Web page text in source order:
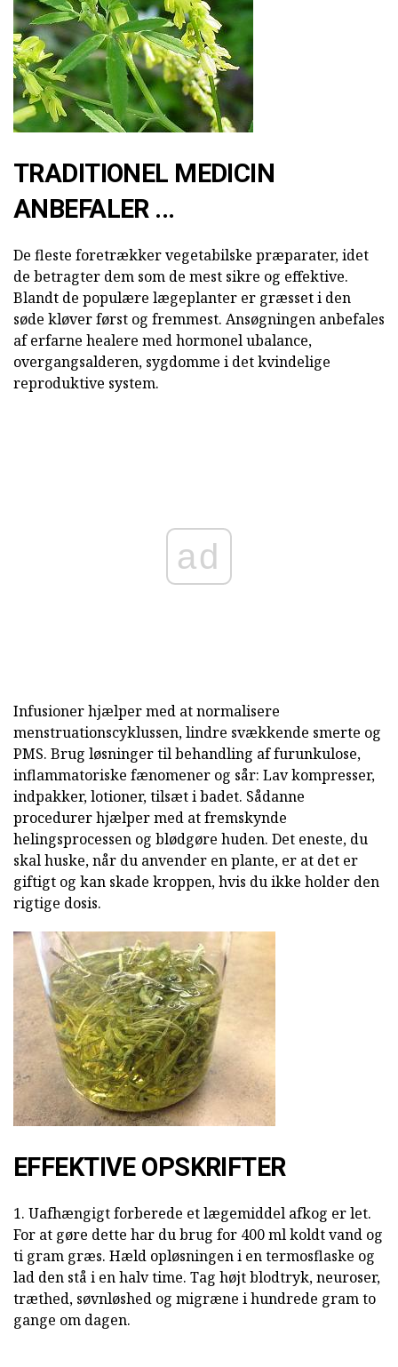
TRADITIONEL MEDICIN
ANBEFALER ...
De fleste foretrækker vegetabilske præparater, idet
de betragter dem som de mest sikre og effektive.
Blandt de populære lægeplanter er græsset i den
søde kløver først og fremmest. Ansøgningen anbefales
af erfarne healere med hormonel ubalance,
overgangsalderen, sygdomme i det kvindelige
reproduktive system.
ad
Infusioner hjælper med at normalisere
menstruationscyklussen, lindre svækkende smerte og
PMS. Brug løsninger til behandling af furunkulose,
inflammatoriske fænomener og sår: Lav kompresser,
indpakker, lotioner, tilsæt i badet. Sådanne
procedurer hjælper med at fremskynde
helingsprocessen og blødgøre huden. Det eneste, du
skal huske, når du anvender en plante, er at det er
giftigt og kan skade kroppen, hvis du ikke holder den
rigtige dosis.
EFFEKTIVE OPSKRIFTER
1. Uafhængigt forberede et lægemiddel afkog er let.
For at gøre dette har du brug for 400 ml koldt vand og
ti gram græs. Hæld opløsningen i en termosflaske og
lad den stå i en halv time. Tag højt blodtryk, neuroser,
træthed, søvnløshed og migræne i hundrede gram to
gange om dagen.